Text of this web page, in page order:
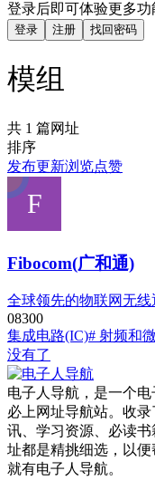
登录后即可体验更多功
登录 注册 找回密码
模组
共 1 篇网址
排序
发布更新浏览点赞
Fibocom(广和通)
全球领先的物联网无
08300
集成电路(IC)# 射频和
没有了
电子人导航，是一个
必上网址导航站。收
讯、学习资源、必读
址都是精挑细选，以便
就有电子人导航。